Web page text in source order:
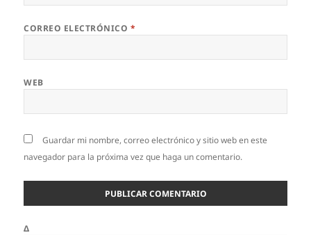
CORREO ELECTRÓNICO *
WEB
Guardar mi nombre, correo electrónico y sitio web en este
navegador para la próxima vez que haga un comentario.
Δ